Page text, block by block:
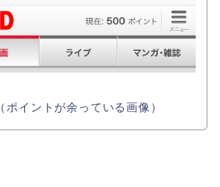
（ポイントが余っている画像）